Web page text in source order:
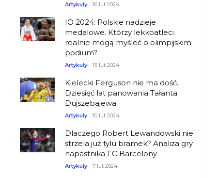
Artykuły 16 lut 2024
IO 2024: Polskie nadzieje
medalowe. Którzy lekkoatleci
realnie mogą myśleć o olimpijskim
podium?
Artykuły 15 lut 2024
Kielecki Ferguson nie ma dość.
Dziesięć lat panowania Tałanta
Dujszebajewa
Artykuły 10 lut 2024
Dlaczego Robert Lewandowski nie
strzela już tylu bramek? Analiza gry
napastnika FC Barcelony
Artykuły 7 lut 2024